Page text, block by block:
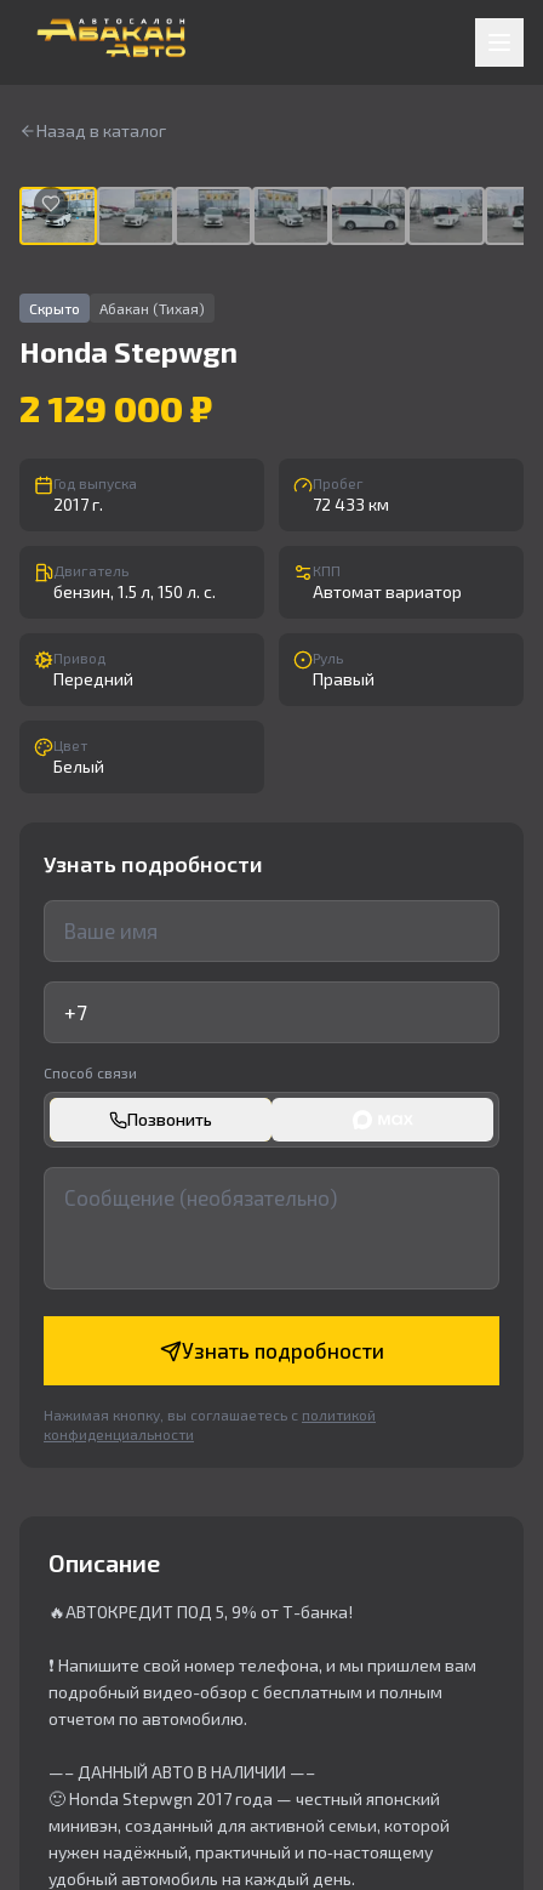
Назад в каталог
Скрыто Абакан (Тихая)
Honda Stepwgn
2 129 000 ₽
Год выпуска
2017 г.
Пробег
72 433 км
Двигатель
бензин, 1.5 л, 150 л. с.
КПП
Автомат вариатор
Привод
Передний
Руль
Правый
Цвет
Белый
Узнать подробности
Способ связи
Позвонить
Узнать подробности
Нажимая кнопку, вы соглашаетесь с политикой
конфиденциальности
Описание
🔥АВТОКРЕДИТ ПОД 5, 9% от Т-банка!
❗ Напишите свой номер телефона, и мы пришлем вам
подробный видео-обзор с бесплатным и полным
отчетом по автомобилю.
—– ДАННЫЙ АВТО В НАЛИЧИИ —–
🙂 Honda Stepwgn 2017 года — честный японский
минивэн, созданный для активной семьи, которой
нужен надёжный, практичный и по‑настоящему
удобный автомобиль на каждый день.